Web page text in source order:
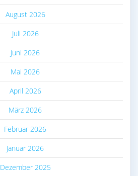
August 2026
Juli 2026
Juni 2026
Mai 2026
April 2026
März 2026
Februar 2026
Januar 2026
Dezember 2025